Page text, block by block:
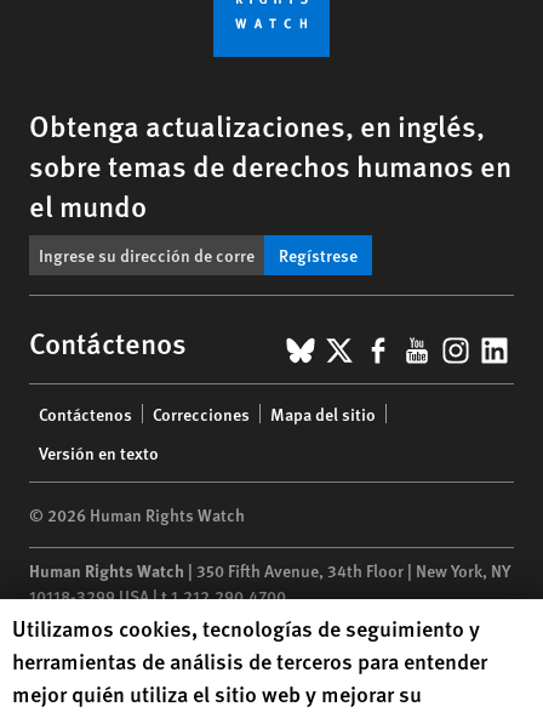
Obtenga actualizaciones, en inglés,
sobre temas de derechos humanos en
el mundo
Regístrese
Contáctenos BlueSky
X Facebook
YouTube
menu
Contáctenos Correcciones
Mapa del sitio
Versión en texto
© 2026 Human Rights Watch
Human Rights Watch | 350 Fifth Avenue, 34th Floor | New York, NY
10118-3299USA|t1.212.290.4700
Human Rights Watchis a 501(C)(3) nonprofit registered in the US
under EIN: 13-2875808
Human Rights Watch cookie preferences
Utilizamos cookies, tecnologías de seguimiento y
herramientas de análisis de terceros para entender
mejor quién utiliza el sitio web y mejorar su